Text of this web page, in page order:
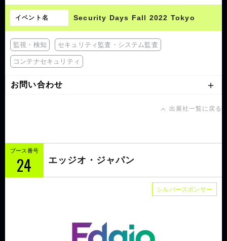
イベント名 Security Days Fall 2022 Tokyo
監視・検知 セキュリティ監査・システム監査
コンテナセキュリティ
お問い合わせ
出展社一覧に戻る
ブース番号
24 エッジオ・ジャパン
シルバースポンサー